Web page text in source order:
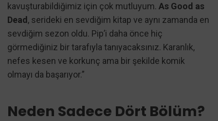
kavuşturabildiğimiz için çok mutluyum. As Good as
Dead, serideki en sevdiğim kitap ve aynı zamanda en
sevdiğim sezon oldu. Pip’i daha önce hiç
görmediğiniz bir tarafıyla tanıyacaksınız. Karanlık,
nefes kesen ve korkunç ama bir şekilde komik
olmayı da başarıyor.”
Neden Sadece Dört Bölüm?